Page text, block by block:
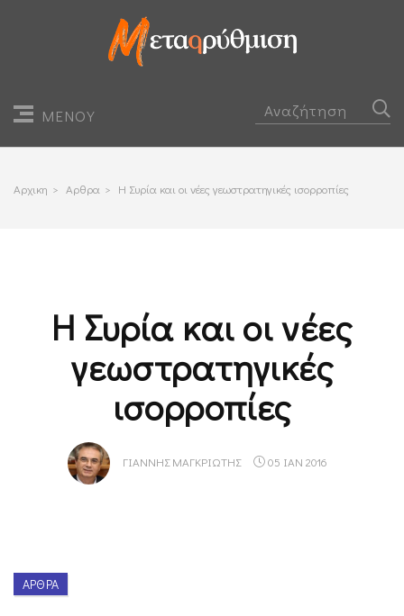
ΜΕΝΟΥ
Αρχικη > Αρθρα > Η Συρία και οι νέες γεωστρατηγικές ισορροπίες
Η Συρία και οι νέες
γεωστρατηγικές
ισορροπίες
ΓΙΆΝΝΗΣ ΜΑΓΚΡΙΏΤΗΣ 05 ΙΑΝ 2016
ΆΡΘΡΑ